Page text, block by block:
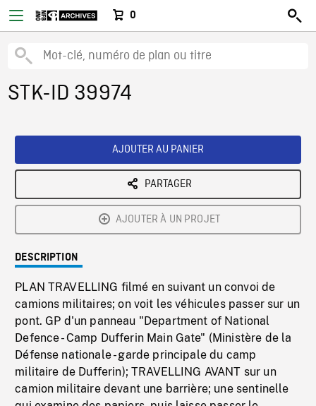
0
STK-ID 39974
AJOUTER AU PANIER
PARTAGER
AJOUTER À UN PROJET
DESCRIPTION
PLAN TRAVELLING filmé en suivant un convoi de
camions militaires; on voit les véhicules passer sur un
pont. GP d'un panneau "Department of National
Defence - Camp Dufferin Main Gate" (Ministère de la
Défense nationale - garde principale du camp
militaire de Dufferin); TRAVELLING AVANT sur un
camion militaire devant une barrière; une sentinelle